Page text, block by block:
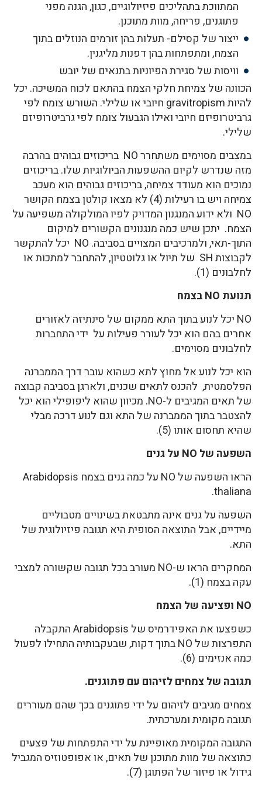
המתווכת בתהליכים פיזיולוגיים, כגון, הגנה מפני
פתוגנים, פריחה, מוות מתוכנן.
ייצור של קסילם- תעלות בהן זורמים הנוזלים בתוך
הצמח, ומתפתחות בהן דפנות מליגנין.
וויסות של סגירת הפיוניות בתנאים של יובש
הכוונה של צמיחת חלקי הצמח בהתאם לכוח המשיכה. יכל
להיות gravitropism חיובי או שלילי. השורש צומח לפי
גרביטרופיזם חיובי ואילו הגבעול צומח לפי גרביטרופיזם
שלילי.
במצבים מסוימים משתחרר NO בריכוזים גבוהים בהרבה
מזה שנדרש לקיום ההשפעות הביולוגיות שלו. בריכוזים
נמוכים הוא מעודד צמיחה, בריכוזים גבוהים הוא מעכב
צמיחה ויש בו רעילות (4) לא מצאו קולטן בצמח הקושר
NO ולא ידוע המנגנון המדויק לפיו המולקולה משפיעה על
הצמח. יתכן שיש כמה מנגנונים הקשורים למיקום
התוך-תאי, ולמרכיבים המצויים בסביבה. NO יכל להתקשר
לקבוצות SH של תיול או גלוטטיון, להתחבר למתכות או
לחלבונים (1).
תנועת NOבצמח
NO יכל לנוע בתוך התא ממקום של סינתיזה לאזורים
אחרים בהם הוא יכל לעורר פעילות על ידי התחברות
לחלבונים מסוימים.
הוא יכל לנוע אל מחוץ לתא כשהוא עובר דרך הממברנה
הפלסמטית, להכנס לתאים שכנים, ולארגן בסביבה קבוצה
של תאים המגיבים ל-NO. מכיוון שהוא ליפופילי הוא יכל
להצטבר בתוך הממברנה של התא וגם לנוע דרכה מבלי
שהיא תחסום אותו (5).
השפעה של NO על גנים
הראו השפעה של NO על כמה גנים בצמח Arabidopsis
thaliana.
השפעה על גנים אינה מתבטאת בשינויים מטבוליים
מיידיים, אבל התוצאה הסופית היא תגובה פיזיולוגית של
התא.
המחקרים הראו ש-NO מעורב בכל תגובה שקשורה למצבי
עקה בצמח (1).
NO ופציעה של הצמח
כשפצעו את האפידרמיס של Arabidopsis התקבלה
התפרצות של NO בתוך דקות, שבעקבותיה התחילו לפעול
כמה אנזימים (6).
תגובה של צמחים לזיהום עם פתוגנים.
צמחים מגיבים לזיהום על ידי פתוגנים בכך שהם מעוררים
תגובה מקומית ומערכתית.
התגובה המקומית מאופיינת על ידי התפתחות של פצעים
כתוצאה של מוות מתוכנן של תאים, או אפופטוזיס המגביל
גידול או פיזור של הפתוגן (7).